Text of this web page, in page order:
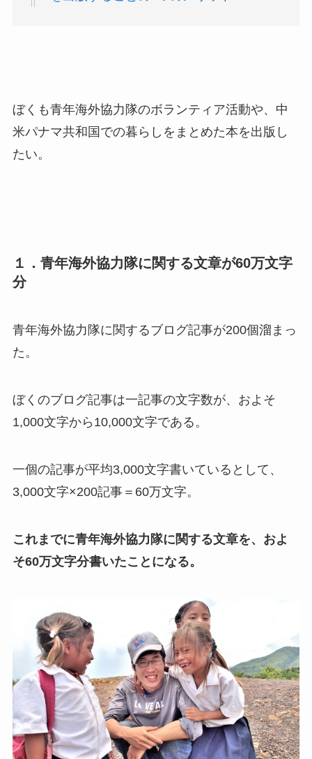
ぼくも青年海外協力隊のボランティア活動や、中
米パナマ共和国での暮らしをまとめた本を出版し
たい。
１．青年海外協力隊に関する文章が60万文字
分
青年海外協力隊に関するブログ記事が200個溜まっ
た。
ぼくのブログ記事は一記事の文字数が、およそ
1,000文字から10,000文字である。
一個の記事が平均3,000文字書いているとして、
3,000文字×200記事＝60万文字。
これまでに青年海外協力隊に関する文章を、およ
そ60万文字分書いたことになる。